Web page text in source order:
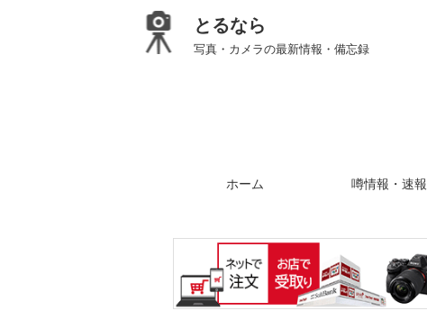
とるなら
写真・カメラの最新情報・備忘録
ホーム 噂情報・速報